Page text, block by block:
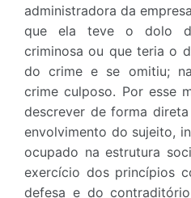
administradora da
que ela teve o dolo
criminosa ou que teria o
do crime e se omitiu;
crime culposo. Por esse
descrever de forma
envolvimento do sujeito,
ocupado na estrutura
exercício dos princípios
defesa e do